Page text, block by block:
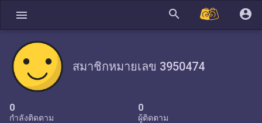
menu search account_circle
สมาชิกหมายเลข 3950474
0
กำลังติดตาม
0
ผู้ติดตาม